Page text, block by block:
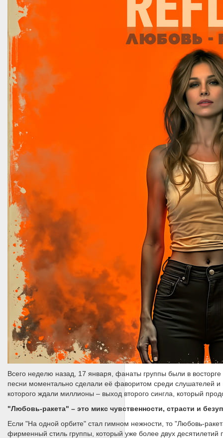
Всего неделю назад, 17 января, фанаты группы были в
песни моментально сделали её фаворитом среди слушателей и
которого ждали миллионы – выход второго сингла, который
"Любовь-ракета" – это микс чувственности, страсти и
Если "На одной орбите" стал гимном нежности, то "Любовь-
фирменный стиль группы, который уже более двух десятилетий